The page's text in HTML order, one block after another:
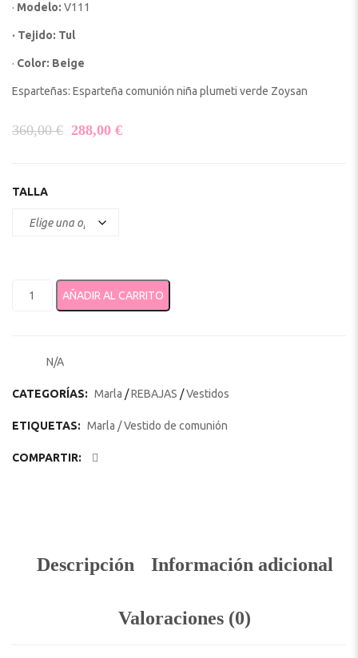
· Modelo: V111
· Tejido: Tul
· Color: Beige
Esparteñas: Esparteña comunión niña plumeti verde Zoysan
360,00€ El precio original era: 360,00 €.
288,00 €
TALLA
Vestido comunión 2025 MARLA modelo V111 cantidad
AÑADIR AL CARRITO
N/A
CATEGORÍAS: Marla /REBAJAS /Vestidos
ETIQUETAS: Marla /Vestido de comunión
COMPARTIR:
Descripción Información adicional
Valoraciones (0)